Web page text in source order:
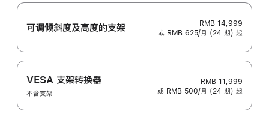
可调倾斜度及高‍度的支‍架
RMB 14,999
或 RMB 625/月 (24 期) 起
VESA 支架转换器
不含支架
RMB 11,999
或 RMB 500/月 (24 期) 起